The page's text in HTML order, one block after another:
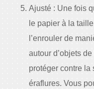
Ajusté : Une fois
le papier à la
l’enrouler de
autour d’objets
protéger contre la
éraflures. Vous